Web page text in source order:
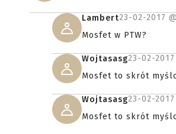
Lambert23-02-2017 @
Mosfet w PTW?
Wojtasasg23-02-2017
Mosfet to skrót
Wojtasasg23-02-2017
Mosfet to skrót